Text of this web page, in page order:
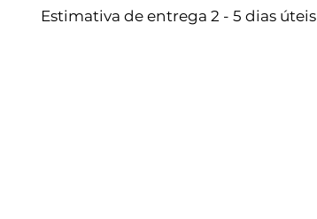
Estimativa de entrega 2 - 5 dias úteis